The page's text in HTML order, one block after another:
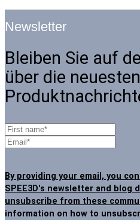
Newsletter
Bleiben Sie auf
über die
By providing your email, you
SPEE3D's newsletter and blog
unsubscribe from these
information on how to